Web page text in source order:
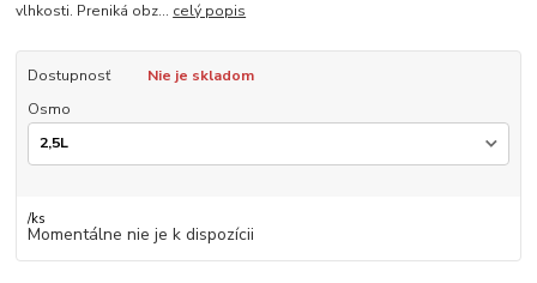
vlhkosti. Preniká obz... celý popis
Dostupnosť
Nie je skladom
Osmo
/ks
Momentálne nie je k dispozícii